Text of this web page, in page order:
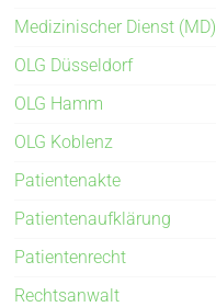
Medizinischer Dienst (MD)
OLG Düsseldorf
OLG Hamm
OLG Koblenz
Patientenakte
Patientenaufklärung
Patientenrecht
Rechtsanwalt